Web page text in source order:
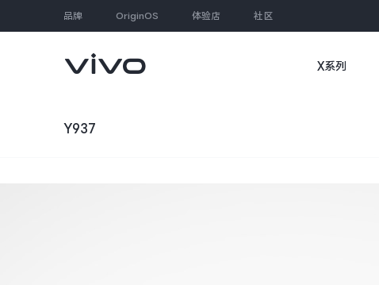
品牌 OriginOS 体验店 社区
X系列
Y937